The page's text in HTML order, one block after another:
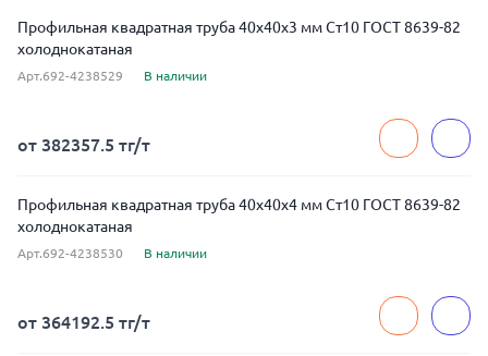
Профильная квадратная труба 40x40x3 мм Ст10 ГОСТ 8639-82
холоднокатаная
Арт.692-4238529 В наличии
от 382357.5 тг/т
Профильная квадратная труба 40x40x4 мм Ст10 ГОСТ 8639-82
холоднокатаная
Арт.692-4238530 В наличии
от 364192.5 тг/т